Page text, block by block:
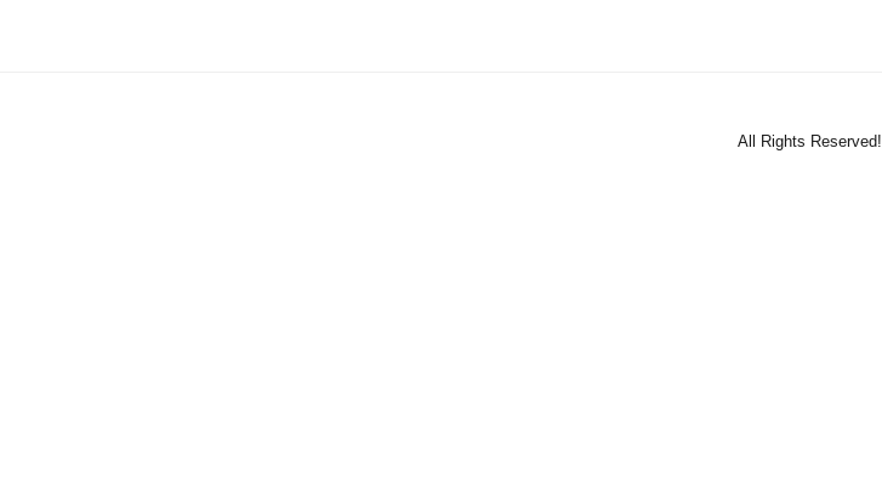
All Rights Reserved!